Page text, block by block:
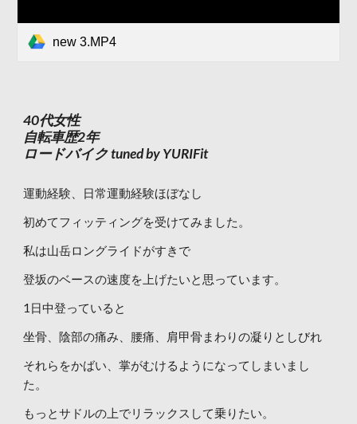
new 3.MP4
40代女性
自転車歴2年
ロードバイク tuned by YURIFit
運動経験、日常運動経験ほぼなし
初めてフィッティングを受けてみました。
私は山岳ロングライドがすきで
登坂のベースの速度を上げたいと思っています。
1日中登っていると
坐骨、陰部の痛み、腰痛、肩甲骨まわりの凝りとしびれ
それらをかばい、掌がむけるようになってしまいまし
た。
もっとサドルの上でリラックスして乗りたい。